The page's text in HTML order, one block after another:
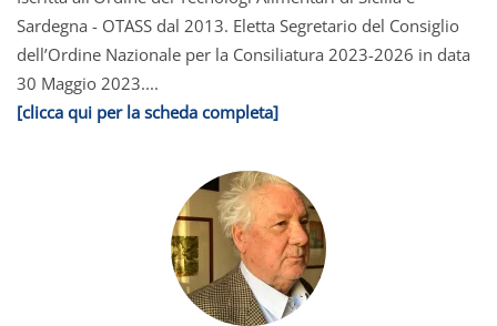
Sardegna - OTASS dal 2013. Eletta Segretario del Consiglio
dell’Ordine Nazionale per la Consiliatura 2023-2026 in data
30 Maggio 2023....
[clicca qui per la scheda completa]